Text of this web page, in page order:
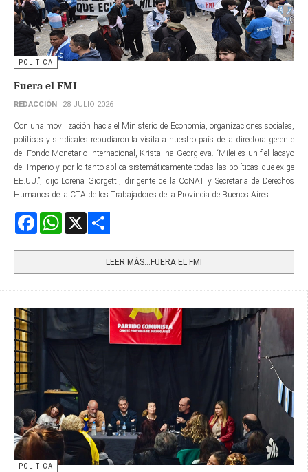
POLÍTICA
Fuera el FMI
REDACCIÓN 28 JULIO 2026
Con una movilización hacia el Ministerio de Economía, organizaciones sociales,
políticas y sindicales repudiaron la visita a nuestro país de la directora gerente​
del Fondo Monetario Internacional, Kristalina Georgieva. “Milei es un fiel lacayo
del Imperio y por lo tanto aplica sistemáticamente todas las políticas que exige
EE.UU.”, dijo Lorena Giorgetti, dirigente de la CoNAT y Secretaria de Derechos
Humanos de la CTA de los Trabajadores de la Provincia de Buenos Aires.
FacebookWhatsApp
LEER MÁS…FUERA EL FMI
POLÍTICA